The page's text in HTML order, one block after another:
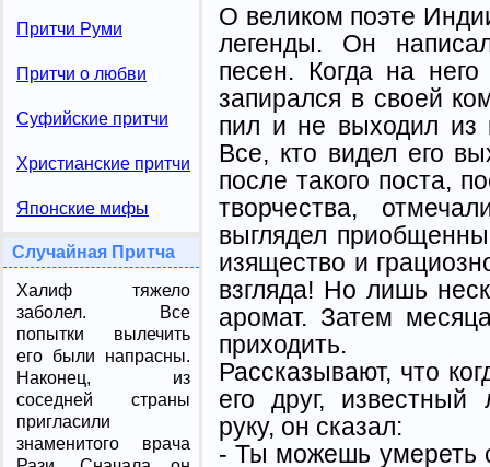
Притчи Руми
Притчи о любви
Суфийские притчи
Христианские притчи
Японские мифы
Случайная Притча
Халиф тяжело
заболел. Все
попытки вылечить
его были напрасны.
Наконец, из
соседней страны
пригласили
знаменитого врача
О великом поэте
легенды. Он
песен. Когда на
запирался в своей
пил и не выходил из
Все, кто видел его
после такого поста,
творчества,
выглядел
изящество и
взгляда! Но лишь
аромат. Затем
приходить.
Рассказывают, что
его друг, известный
руку, он сказал:
- Ты можешь умереть